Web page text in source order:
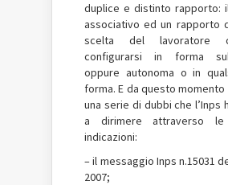
duplice e distinto rapporto:
associativo ed un rapporto
scelta del lavoratore
configurarsi in forma
oppure autonoma o in
forma. E da questo
una serie di dubbi che l’Inps
a dirimere attraverso le
indicazioni:
– il messaggio Inps n.15031
2007;